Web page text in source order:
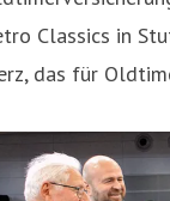
Classics in
das für